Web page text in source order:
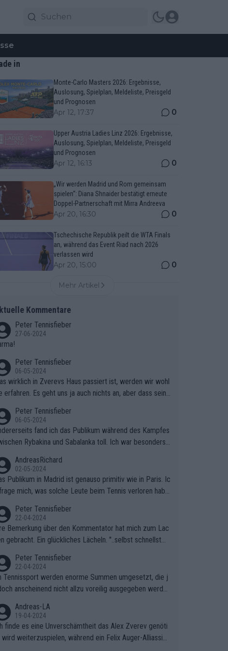
in
Monte-Carlo Masters 2026: Ergebnisse,
Auslosung, Spielplan, Meldeliste, Preisgeld
und Prognosen
Apr 12, 17:37 0
Upper Austria Ladies Linz 2026: Ergebnisse,
Auslosung, Spielplan, Meldeliste, Preisgeld
und Prognosen
Apr 12, 16:13 0
„Wir werden Madrid und Rom gemeinsam
spielen“: Diana Shnaider bestätigt erneute
Doppel-Partnerschaft mit Mirra Andreeva
Apr 20, 16:30 0
Tschechische Republik peilt die WTA Finals
an, während das Event Riad nach 2026
verlassen wird
Apr 20, 15:00 0
Mehr Artikel
Kommentare
Peter Tennisfieber
27-06-2024
Peter Tennisfieber
06-05-2024
wirklich in Zverevs Haus passiert ist, werden wir wohl
erfahren. Es geht uns ja auch nichts an, aber dass seine
Peter Tennisfieber
06-05-2024
fand ich das Publikum während des Kampfes
Rybakina und Sabalanka toll. Ich war besonders ü
AndreasRichard
02-05-2024
Publikum in Madrid ist genauso primitiv wie in Paris. Ic
mich, was solche Leute beim Tennis verloren habe
Peter Tennisfieber
22-04-2024
Bemerkung über den Kommentator hat mich zum Lac
gebracht. Ein glückliches Lächeln. "..selbst schnellstmö
Peter Tennisfieber
22-04-2024
Tennissport werden enorme Summen umgesetzt, die j
anscheinend nicht allzu voreilig ausgegeben werde
Andreas-LA
19-04-2024
finde es eine Unverschämtheit das Alex Zverev genöti
wird weiterzuspielen, während ein Felix Auger-Alliassim